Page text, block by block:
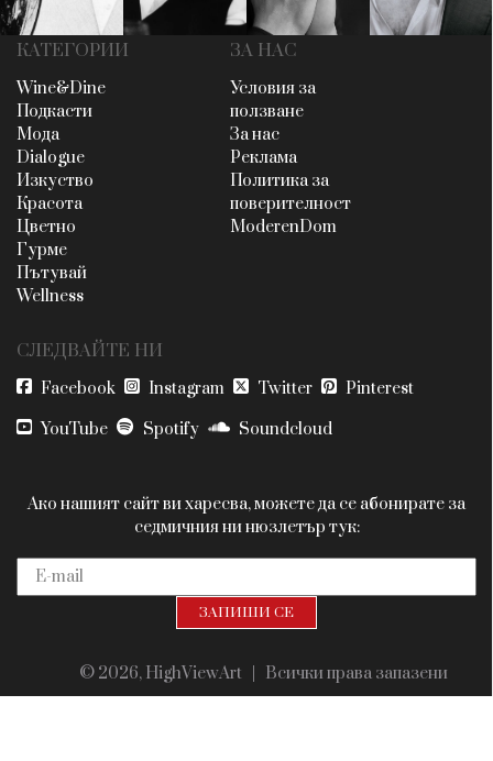
КАТЕГОРИИ
Wine&Dine
Подкасти
Мода
Dialogue
Изкуство
Красота
Цветно
Гурме
Пътувай
Wellness
ЗА НАС
Условия за
ползване
За нас
Реклама
Политика за
поверителност
ModerenDom
СЛЕДВАЙТЕ НИ
Facebook Instagram Twitter
Pinterest
YouTube
Spotify Soundcloud
Ако нашият сайт ви харесва, можете да се абонирате за
седмичния ни нюзлетър тук:
© 2026, HighViewArt | Всички права запазени